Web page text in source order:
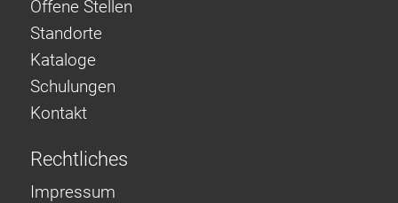
Offene Stellen
Standorte
Kataloge
Schulungen
Kontakt
Rechtliches
Impressum